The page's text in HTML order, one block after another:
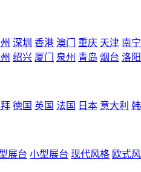
深圳 香港 澳门 重庆 天津 南宁
绍兴 厦门 泉州 青岛 烟台 洛阳
德国 英国 法国 日本 意大利
展台 小型展台 现代风格 欧式